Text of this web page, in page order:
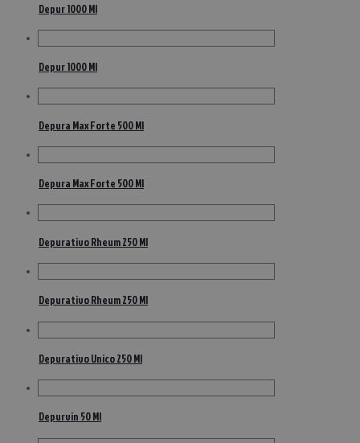
Depur 1000 Ml
Depur 1000 Ml
Depura Max Forte 500 Ml
Depura Max Forte 500 Ml
Depurativo Rheum 250 Ml
Depurativo Rheum 250 Ml
Depurativo Unico 250 Ml
Depurvin 50 Ml